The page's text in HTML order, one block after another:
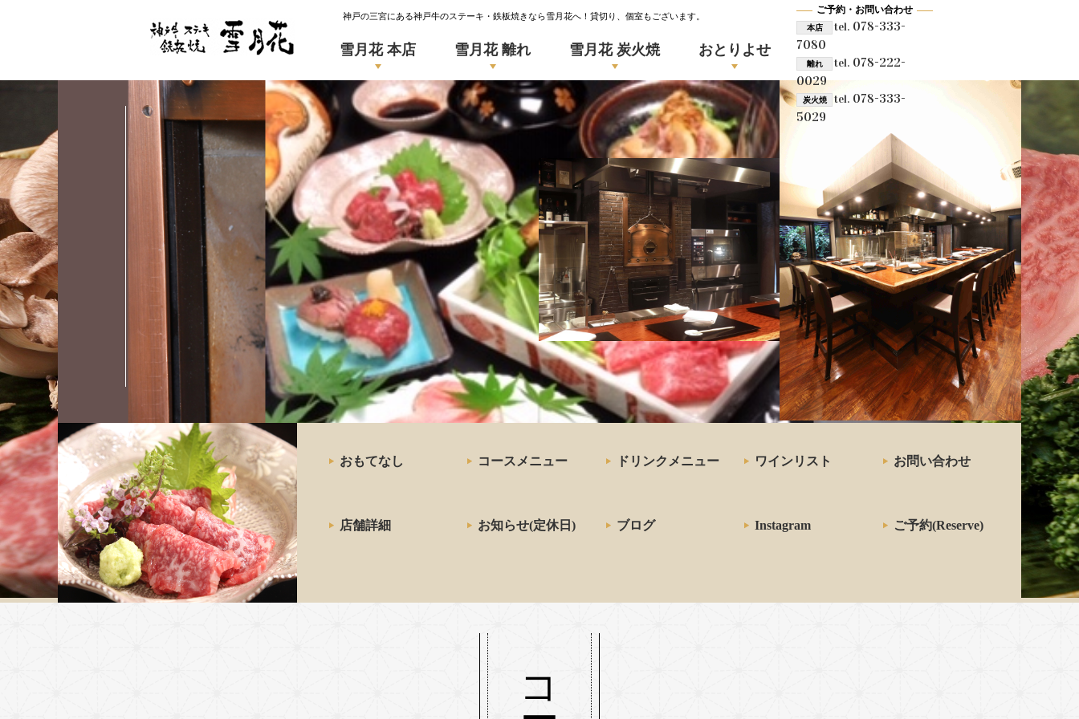
神戸の三宮にある神戸牛のステーキ・鉄板焼きなら雪月花へ！貸切り、個室もございます。
雪月花 本店 雪月花 離れ 雪月花 炭火焼 おとりよせ
ご予約・お問い合わせ
本店 tel. 078-333-
7080
離れ tel. 078-222-
0029
炭火焼 tel. 078-333-
5029
雪月花 炭火焼
SETSUGEKKA
三宮の神戸牛炉窯炭焼ステーキの
お店「雪月花 炭火焼」
最高級の
神戸牛
ステーキ
おもてなし コースメニュー ドリンクメニュー ワインリスト お問い合わせ
店舗詳細 お知らせ(定休日) ブログ Instagram ご予約(Reserve)